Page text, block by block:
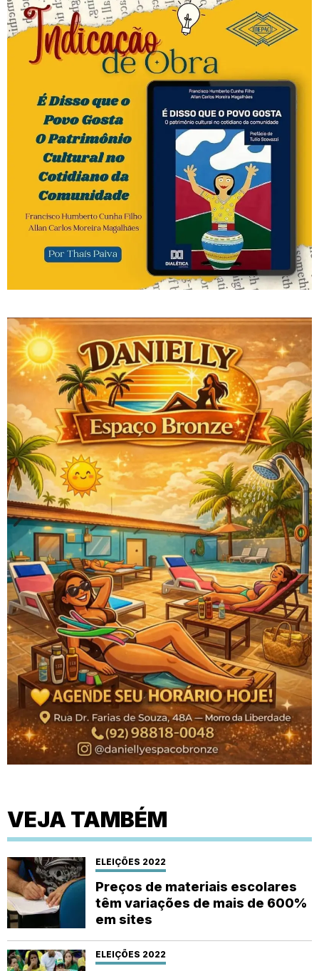
VEJA TAMBÉM
ELEIÇÕES 2022
Preços de materiais escolares
têm variações de mais de 600%
em sites
ELEIÇÕES 2022